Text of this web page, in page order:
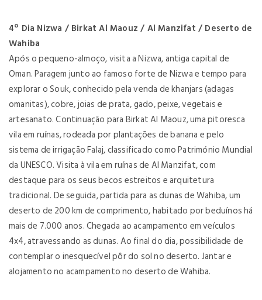
4º Dia Nizwa / Birkat Al Maouz / Al Manzifat / Deserto de
Wahiba
Após o pequeno-almoço, visita a Nizwa, antiga capital de
Oman. Paragem junto ao famoso forte de Nizwa e tempo para
explorar o Souk, conhecido pela venda de khanjars (adagas
omanitas), cobre, joias de prata, gado, peixe, vegetais e
artesanato. Continuação para Birkat Al Maouz, uma pitoresca
vila em ruínas, rodeada por plantações de banana e pelo
sistema de irrigação Falaj, classificado como Património Mundial
da UNESCO. Visita à vila em ruínas de Al Manzifat, com
destaque para os seus becos estreitos e arquitetura
tradicional. De seguida, partida para as dunas de Wahiba, um
deserto de 200 km de comprimento, habitado por beduínos há
mais de 7.000 anos. Chegada ao acampamento em veículos
4x4, atravessando as dunas. Ao final do dia, possibilidade de
contemplar o inesquecível pôr do sol no deserto. Jantar e
alojamento no acampamento no deserto de Wahiba.